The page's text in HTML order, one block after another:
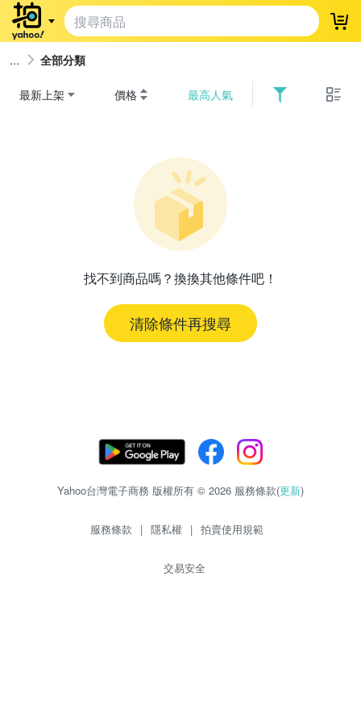
登
全部分類
最新上架 價格 最高人氣
找不到商品嗎？換換其他條件吧！
清除條件再搜尋
Yahoo台灣電子商務 版權所有 © 2026 服務條款(更新)
服務條款 | 隱私權 | 拍賣使用規範
交易安全